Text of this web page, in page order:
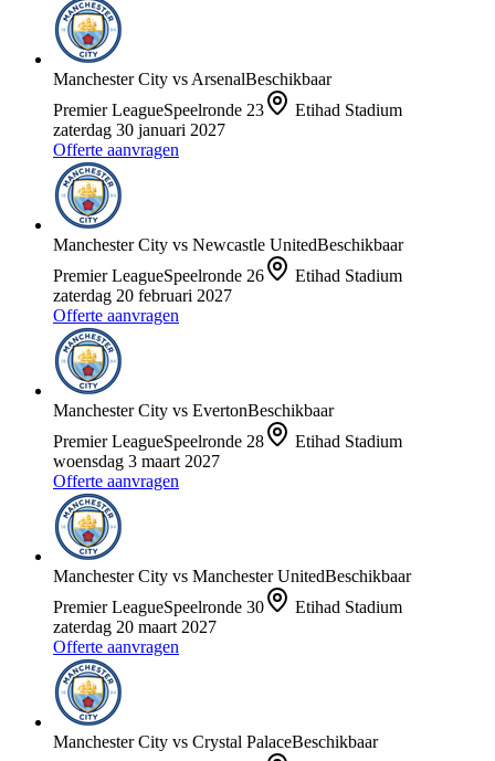
Manchester City vs ArsenalBeschikbaar
Premier LeagueSpeelronde 23
Etihad Stadium
zaterdag 30 januari 2027
Offerte aanvragen
Manchester City vs Newcastle UnitedBeschikbaar
Premier LeagueSpeelronde 26
Etihad Stadium
zaterdag 20 februari 2027
Offerte aanvragen
Manchester City vs EvertonBeschikbaar
Premier LeagueSpeelronde 28
Etihad Stadium
woensdag 3 maart 2027
Offerte aanvragen
Manchester City vs Manchester UnitedBeschikbaar
Premier LeagueSpeelronde 30
Etihad Stadium
zaterdag 20 maart 2027
Offerte aanvragen
Manchester City vs Crystal PalaceBeschikbaar